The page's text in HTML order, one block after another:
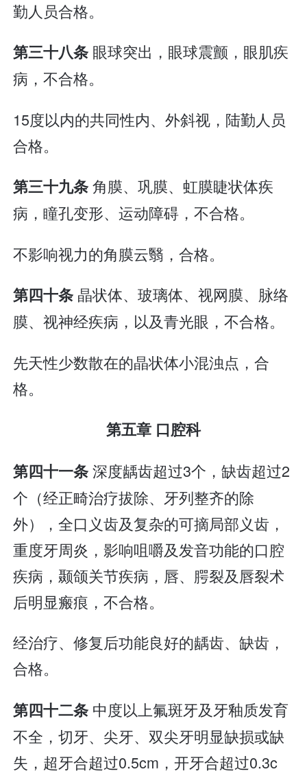
勤人员合格。
第三十八条 眼球突出，眼球震颤，眼肌疾
病，不合格。
15度以内的共同性内、外斜视，陆勤人员
合格。
第三十九条角膜、巩膜、虹膜睫状体疾
病，瞳孔变形、运动障碍，不合格。
不影响视力的角膜云翳，合格。
第四十条 晶状体、玻璃体、视网膜、脉络
膜、视神经疾病，以及青光眼，不合格。
先天性少数散在的晶状体小混浊点，合
格。
第五章 口腔科
第四十一条深度龋齿超过3个，缺齿超过2
个（经正畸治疗拔除、牙列整齐的除
外），全口义齿及复杂的可摘局部义齿，
重度牙周炎，影响咀嚼及发音功能的口腔
疾病，颞颌关节疾病，唇、腭裂及唇裂术
后明显瘢痕，不合格。
经治疗、修复后功能良好的龋齿、缺齿，
合格。
第四十二条 中度以上氟斑牙及牙釉质发育
不全，切牙、尖牙、双尖牙明显缺损或缺
失，超牙合超过0.5cm，开牙合超过0.3c